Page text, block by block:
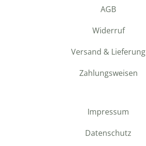
AGB
Widerruf
Versand & Lieferung
Zahlungsweisen
Impressum
Datenschutz